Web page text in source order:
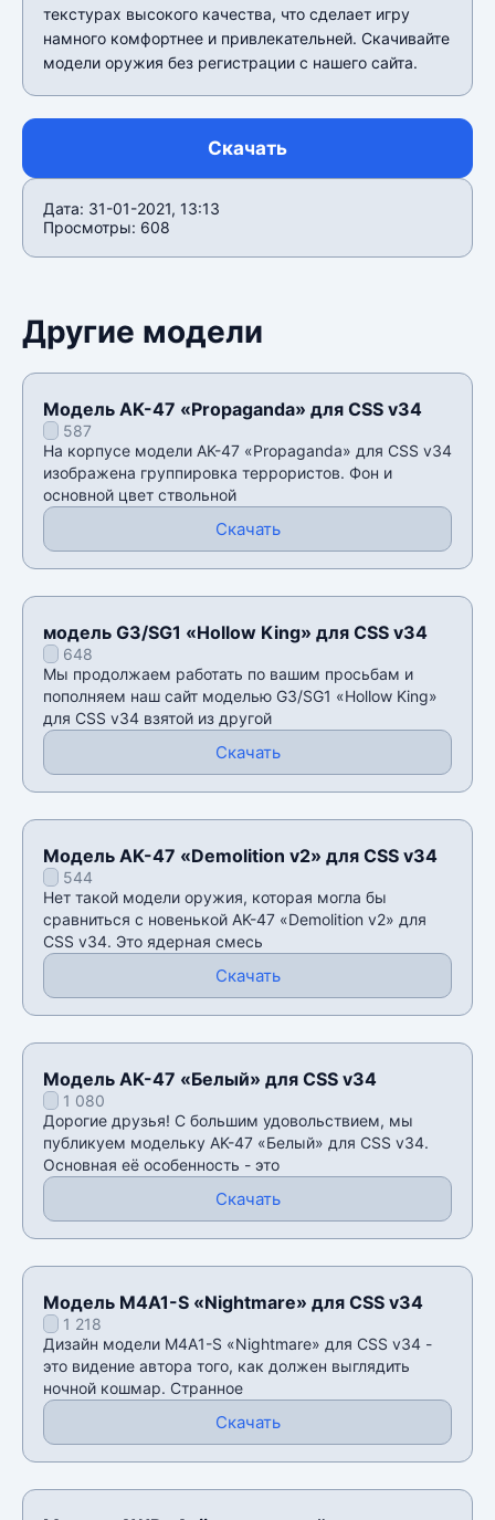
текстурах высокого качества, что сделает игру
намного комфортнее и привлекательней. Скачивайте
модели оружия без регистрации с нашего сайта.
Скачать
Дата: 31-01-2021, 13:13
Просмотры: 608
Другие модели
Модель AK-47 «Propaganda» для CSS v34
587
На корпусе модели AK-47 «Propaganda» для CSS v34
изображена группировка террористов. Фон и
основной цвет ствольной
Скачать
модель G3/SG1 «Hollow King» для CSS v34
648
Мы продолжаем работать по вашим просьбам и
пополняем наш сайт моделью G3/SG1 «Hollow King»
для CSS v34 взятой из другой
Скачать
Модель AK-47 «Demolition v2» для CSS v34
544
Нет такой модели оружия, которая могла бы
сравниться с новенькой AK-47 «Demolition v2» для
CSS v34. Это ядерная смесь
Скачать
Модель AK-47 «Белый» для CSS v34
1 080
Дорогие друзья! С большим удовольствием, мы
публикуем модельку AK-47 «Белый» для CSS v34.
Основная её особенность - это
Скачать
Модель M4A1-S «Nightmare» для CSS v34
1 218
Дизайн модели M4A1-S «Nightmare» для CSS v34 -
это видение автора того, как должен выглядить
ночной кошмар. Странное
Скачать